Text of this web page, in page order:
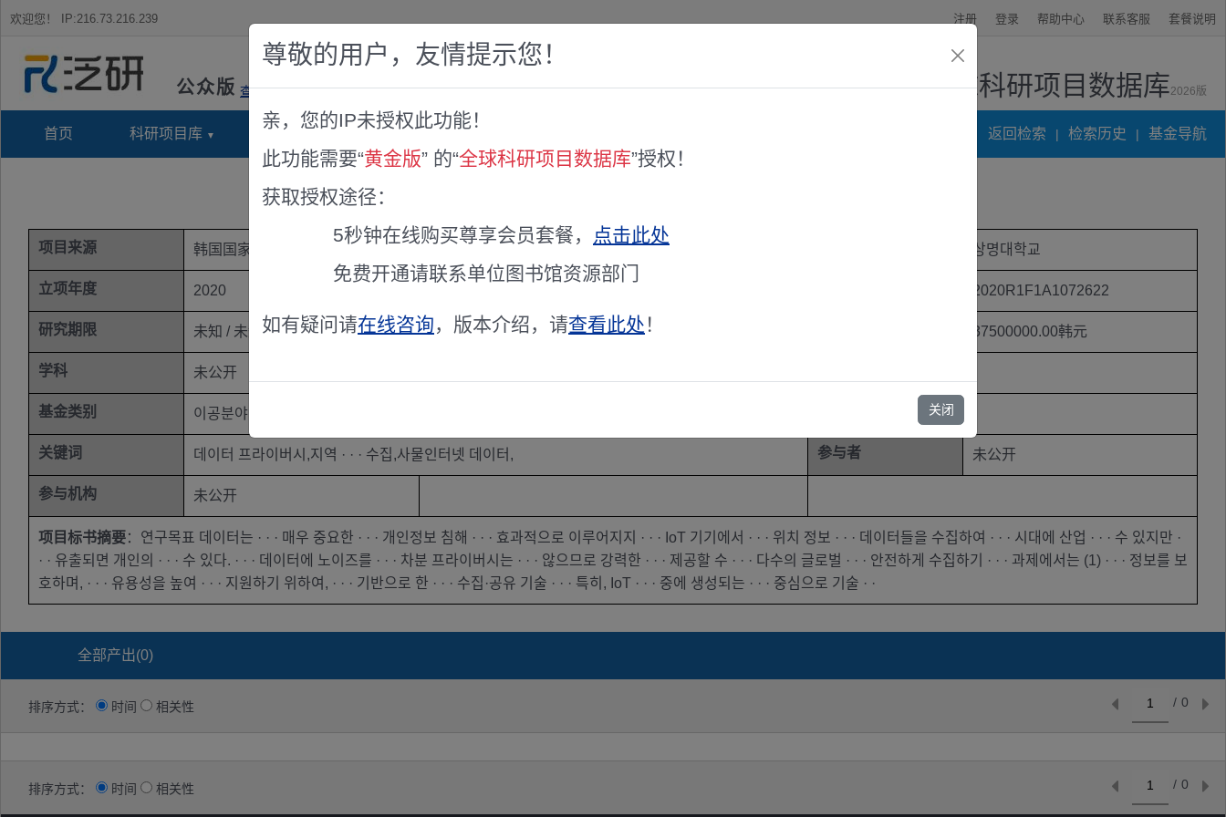
欢迎您！ IP:216.73.216.239 注册 登录 帮助中心 联系客服 套餐说明
公众版 查看说明 全球科研项目数据库2026版
首页 科研项目库 项目指南库 奖项竞赛库 返回检索 | 检索历史 | 基金导航
项目来源 韩国国家研究基金(NRF) 项目主持人 김종욱 상명대학교
立项年度 2020 2020R1F1A1072622
研究期限 未知 / 未知 项目级别 国家级 37500000.00韩元
学科 未公开
基金类别 이공분야기초연구사업-기본연구-기본연구
关键词 데이터 프라이버시,지역 · · · 수집,사물인터넷 데이터, 参与者 未公开
参与机构 未公开
项目标书摘要：연구목표 데이터는 · · · 매우 중요한 · · · 개인정보 침해 · · · 효과적으로 이루어지지 · · · IoT 기기에서 · · · 위치 정보 · · · 데이터들을 수집하여 · · · 시대에 산업 · · · 수 있지만 ·
· · 유출되면 개인의 · · · 수 있다. · · · 데이터에 노이즈를 · · · 차분 프라이버시는 · · · 않으므로 강력한 · · · 제공할 수 · · · 다수의 글로벌 · · · 안전하게 수집하기 · · · 과제에서는 (1) · · · 정보를 보
호하며, · · · 유용성을 높여 · · · 지원하기 위하여, · · · 기반으로 한 · · · 수집·공유 기술 · · · 특히, IoT · · · 중에 생성되는 · · · 중심으로 기술 · ·
全部产出(0)
排序方式： 时间 相关性 0
/
排序方式： 时间 相关性 0
/
尊敬的用户，友情提示您！
亲，您的IP未授权此功能！
此功能需要“黄金版” 的“全球科研项目数据库”授权！
获取授权途径：
5秒钟在线购买尊享会员套餐，
点击此处
免费开通请联系单位图书馆资源部门
如有疑问请在线咨询，版本介绍，请查看此处 ！
关闭